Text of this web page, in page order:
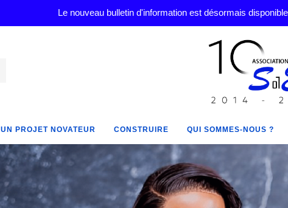
Le nouveau bulletin d'information est désormais
UN PROJET NOVATEUR CONSTRUIRE QUI SOMMES-NOUS ?